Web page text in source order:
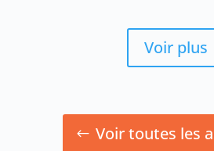
Voir plus
Voir toutes les